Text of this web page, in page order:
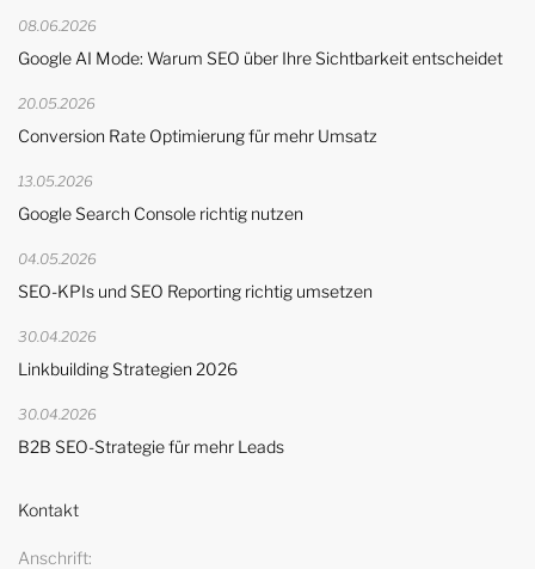
08.06.2026
Google AI Mode: Warum SEO über Ihre Sichtbarkeit entscheidet
20.05.2026
Conversion Rate Optimierung für mehr Umsatz
13.05.2026
Google Search Console richtig nutzen
04.05.2026
SEO-KPIs und SEO Reporting richtig umsetzen
30.04.2026
Linkbuilding Strategien 2026
30.04.2026
B2B SEO-Strategie für mehr Leads
Kontakt
Anschrift